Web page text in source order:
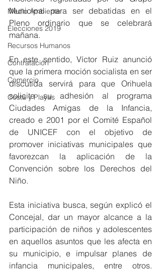
Medio Ambiente
Elecciones 2019
Recursos Humanos
Contratación
Comercio
Costa y Playas
Municipal para ser debatidas en el
Pleno ordinario que se celebrará
mañana.
En este sentido, Víctor Ruiz anunció
que la primera moción socialista en ser
discutida servirá para que Orihuela
solicite su adhesión al programa
Ciudades Amigas de la Infancia,
creado e 2001 por el Comité Español
de UNICEF con el objetivo de
promover iniciativas municipales que
favorezcan la aplicación de la
Convención sobre los Derechos del
Niño.
Esta iniciativa busca, según explicó el
Concejal, dar un mayor alcance a la
participación de niños y adolescentes
en aquellos asuntos que les afecta en
su municipio, e impulsar planes de
infancia municipales, entre otros.